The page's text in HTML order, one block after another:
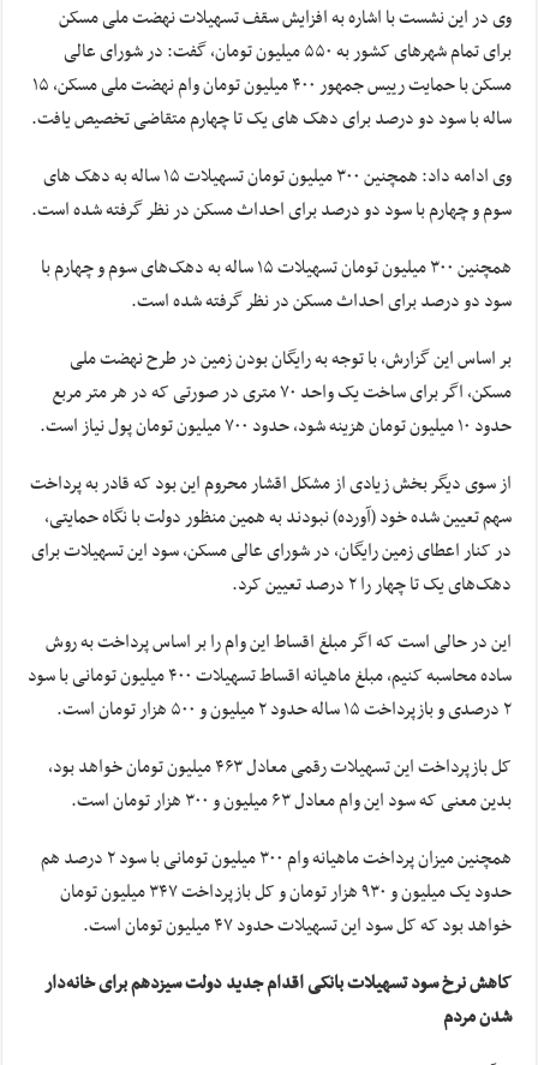
وی در این نشست با اشاره به افزایش سقف تسهیلات نهضت ملی مسکن
برای تمام شهرهای کشور به ۵۵۰ میلیون تومان، گفت: در شورای عالی
مسکن با حمایت رییس جمهور ۴۰۰ میلیون تومان وام نهضت ملی مسکن، ۱۵
ساله با سود دو درصد برای دهک های یک تا چهارم متقاضی تخصیص یافت.
وی ادامه داد: همچنین ۳۰۰ میلیون تومان تسهیلات ۱۵ ساله به دهک های
سوم و چهارم با سود دو درصد برای احداث مسکن در نظر گرفته شده است.
همچنین ۳۰۰ میلیون تومان تسهیلات ۱۵ ساله به دهک‌های سوم و چهارم با
سود دو درصد برای احداث مسکن در نظر گرفته شده است.
بر اساس این گزارش، با توجه به رایگان بودن زمین در طرح نهضت ملی
مسکن، اگر برای ساخت یک واحد ۷۰ متری در صورتی که در هر متر مربع
حدود ۱۰ میلیون تومان هزینه شود، حدود ۷۰۰ میلیون تومان پول نیاز است.
از سوی دیگر بخش زیادی از مشکل اقشار محروم این بود که قادر به پرداخت
سهم تعیین شده خود (آورده) نبودند به همین منظور دولت با نگاه حمایتی،
در کنار اعطای زمین رایگان، در شورای عالی مسکن، سود این تسهیلات برای
دهک‌های یک تا چهار را ۲ درصد تعیین کرد.
این در حالی است که اگر مبلغ اقساط این وام را بر اساس پرداخت به روش
ساده محاسبه کنیم، مبلغ ماهیانه اقساط تسهیلات ۴۰۰ میلیون تومانی با سود
۲ درصدی و بازپرداخت ۱۵ ساله حدود ۲ میلیون و ۵۰۰ هزار تومان است.
کل بازپرداخت این تسهیلات رقمی معادل ۴۶۳ میلیون تومان خواهد بود،
بدین معنی که سود این وام معادل ۶۳ میلیون و ۳۰۰ هزار تومان است.
همچنین میزان پرداخت ماهیانه وام ۳۰۰ میلیون تومانی با سود ۲ درصد هم
حدود یک میلیون و ۹۳۰ هزار تومان و کل بازپرداخت ۳۴۷ میلیون تومان
خواهد بود که کل سود این تسهیلات حدود ۴۷ میلیون تومان است.
کاهش نرخ سود تسهیلات بانکی اقدام جدید دولت سیزدهم برای خانه‌دار
شدن مردم